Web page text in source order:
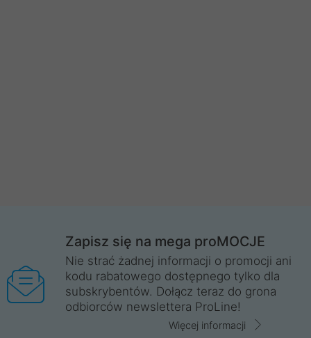
Zapisz się na mega proMOCJE
Nie strać żadnej informacji o promocji ani
kodu rabatowego dostępnego tylko dla
subskrybentów. Dołącz teraz do grona
odbiorców newslettera ProLine!
Więcej informacji